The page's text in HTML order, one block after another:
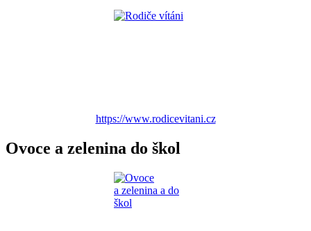
https://www.rodicevitani.cz
Ovoce a zelenina do škol